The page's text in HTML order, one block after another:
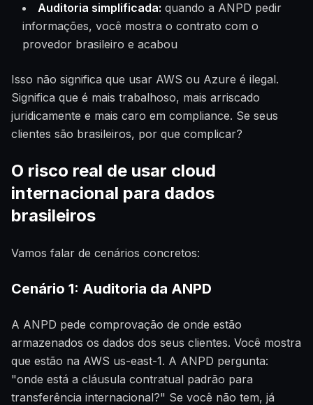
Auditoria simplificada: quando a ANPD pedir
informações, você mostra o contrato com o
provedor brasileiro e acabou
Isso não significa que usar AWS ou Azure é ilegal.
Significa que é mais trabalhoso, mais arriscado
juridicamente e mais caro em compliance. Se seus
clientes são brasileiros, por que complicar?
O risco real de usar cloud
internacional para dados
brasileiros
Vamos falar de cenários concretos:
Cenário 1: Auditoria da ANPD
A ANPD pede comprovação de onde estão
armazenados os dados dos seus clientes. Você mostra
que estão na AWS us-east-1. A ANPD pergunta:
"onde está a cláusula contratual padrão para
transferência internacional?" Se você não tem, já